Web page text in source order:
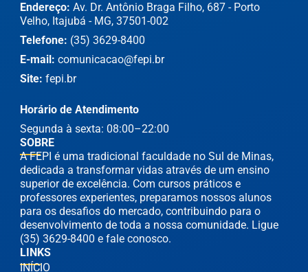
SOBRE
A FEPI é uma tradicional faculdade no Sul de Minas,
dedicada a transformar vidas através de um ensino
superior de excelência. Com cursos práticos e
professores experientes, preparamos nossos alunos
para os desafios do mercado, contribuindo para o
desenvolvimento de toda a nossa comunidade. Ligue
(35) 3629-8400 e fale conosco.
LINKS
INÍCIO
Endereço: Av. Dr. Antônio Braga Filho, 687 - Porto
Velho, Itajubá - MG, 37501-002
Telefone: (35) 3629-8400
E-mail: comunicacao@fepi.br
Site: fepi.br
Horário de Atendimento
Segunda à sexta: 08:00–22:00